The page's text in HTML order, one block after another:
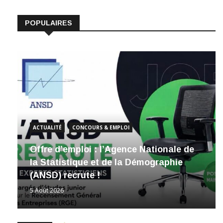
POPULAIRES
ACTUALITÉ CONCOURS & EMPLOI
Offre d’emploi : l’Agence Nationale de
la Statistique et de la Démographie
(ANSD) recrute !
5 Août 2026